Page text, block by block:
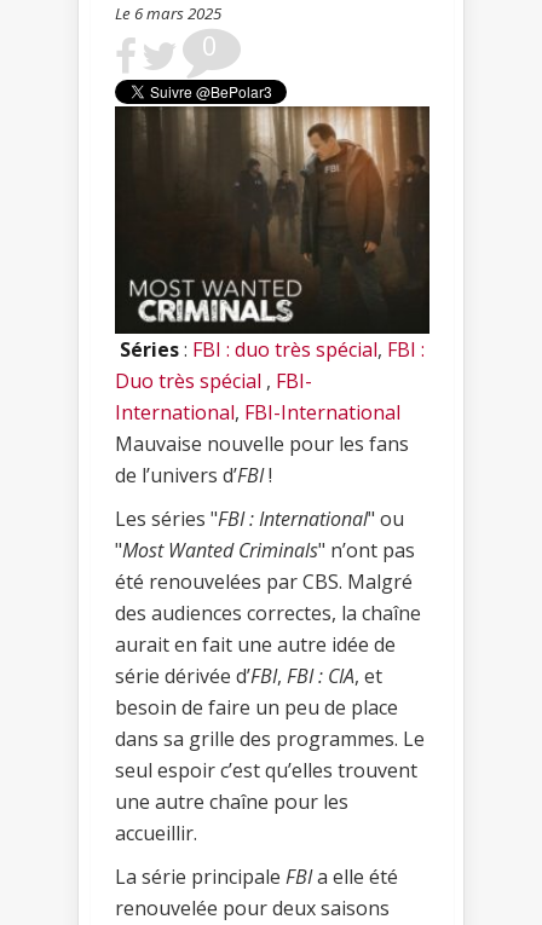
Le 6 mars 2025
0
Séries: FBI : duo très spécial, FBI :
Duo très spécial , FBI-
International, FBI-International
Mauvaise nouvelle pour les fans
de l’univers d’FBI!
Les séries "FBI : International" ou
"Most Wanted Criminals" n’ont pas
été renouvelées par CBS. Malgré
des audiences correctes, la chaîne
aurait en fait une autre idée de
série dérivée d’FBI, FBI : CIA, et
besoin de faire un peu de place
dans sa grille des programmes. Le
seul espoir c’est qu’elles trouvent
une autre chaîne pour les
accueillir.
La série principale FBIa elle été
renouvelée pour deux saisons